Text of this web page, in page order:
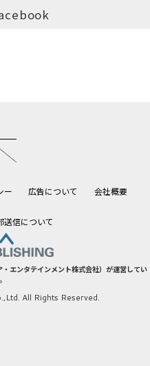
ー 広告について 会社概要
送信について
エンタテインメント株式会社）が運営してい
All Rights Reserved.